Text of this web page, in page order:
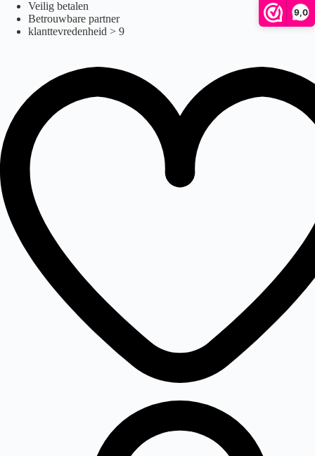
9,0
naar
Veilig betalen
Betrouwbare partner
klanttevredenheid > 9